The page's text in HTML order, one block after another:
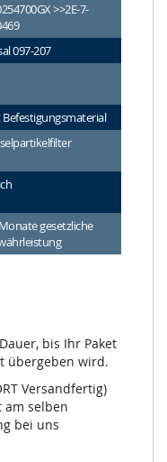
>>2E-7-
097-207
gesetzliche
bis Ihr Paket
übergeben wird.
Versandfertig)
am selben
bei uns